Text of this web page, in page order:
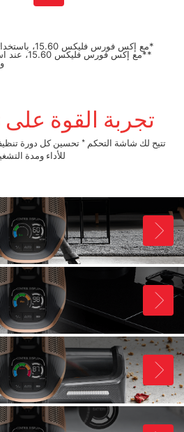
*مع إكس فورس
**مع إكس
تجربة القوة
تتيح لك شاشة التحكم * تحسين كل دورة
للأداء ومدة